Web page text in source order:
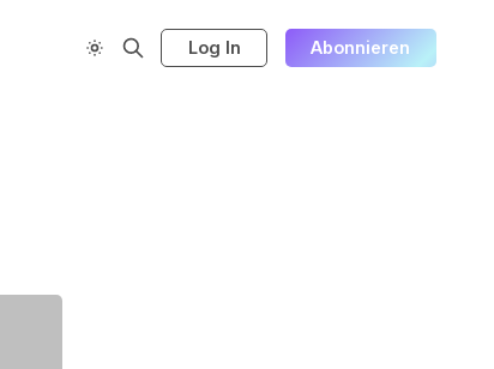
Log In Abonnieren